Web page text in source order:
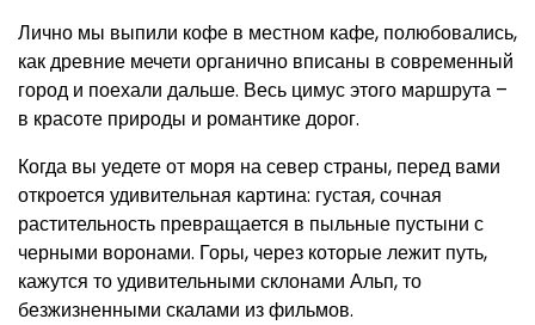
Лично мы выпили кофе в местном кафе, полюбовались,
как древние мечети органично вписаны в современный
город и поехали дальше. Весь цимус этого маршрута –
в красоте природы и романтике дорог.
Когда вы уедете от моря на север страны, перед вами
откроется удивительная картина: густая, сочная
растительность превращается в пыльные пустыни с
черными воронами. Горы, через которые лежит путь,
кажутся то удивительными склонами Альп, то
безжизненными скалами из фильмов.